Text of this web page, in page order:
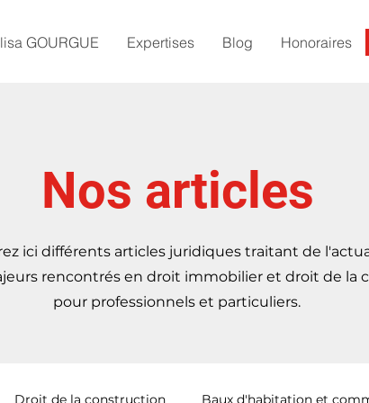
GOURGUE Expertises Blog Honoraires
Nos articles
ici différents articles juridiques traitant de
rencontrés en droit immobilier et droit de la
pour professionnels et particuliers.
Droit de la construction Baux d'habitation et